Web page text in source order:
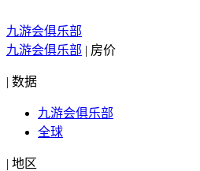
九游会俱乐部
九游会俱乐部 | 房价
| 数据
九游会俱乐部
全球
| 地区